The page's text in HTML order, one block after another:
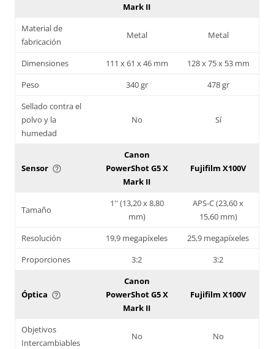
Mark II
Material de
fabricación
Metal Metal
Dimensiones 111 x 61 x 46 mm
128 x 75 x 53 mm
Peso
340 gr
478 gr
Sellado contra el
polvo y la
humedad
No Sí
Sensor help_outline
Canon
PowerShot G5 X
Mark II
Fujifilm X100V
Tamaño
1'' (13,20 x 8,80
mm)
APS-C (23,60 x
15,60 mm)
Resolución
19,9 megapíxeles
25,9 megapíxeles
Proporciones
3:2 3:2
Óptica help_outline
Canon
PowerShot G5 X
Mark II
Fujifilm X100V
Objetivos
Intercambiables
No No